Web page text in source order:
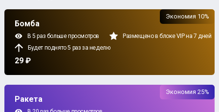
Бомба
В 5 раз больше просмотров
Размещено в блоке VIP на 7 дней
Будет поднято 5 раз за неделю
29 ₽
Экономия 10%
Ракета
Экономия 25%